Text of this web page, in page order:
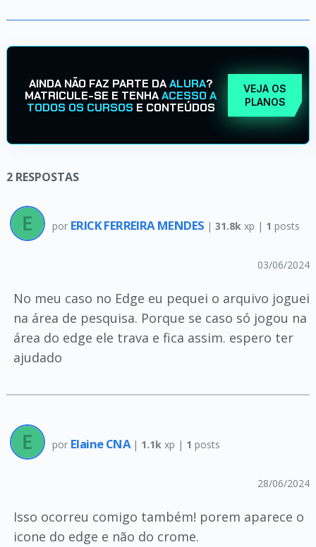
AINDA NÃO FAZ PARTE DAALURA?
MATRICULE-SE E TENHAACESSO A
TODOS OS CURSOS E CONTEÚDOS
VEJA OS
PLANOS
2 RESPOSTAS
por ERICK FERREIRA MENDES | 31.8k xp | 1 posts
03/06/2024
No meu caso no Edge eu pequei o arquivo joguei
na área de pesquisa. Porque se caso só jogou na
área do edge ele trava e fica assim. espero ter
ajudado
por Elaine CNA | 1.1k xp | 1 posts
28/06/2024
Isso ocorreu comigo também! porem aparece o
icone do edge e não do crome.